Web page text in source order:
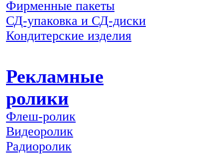
Фирменные пакеты
СД-упаковка и СД-диски
Кондитерские изделия
Рекламные
ролики
Флеш-ролик
Видеоролик
Радиоролик